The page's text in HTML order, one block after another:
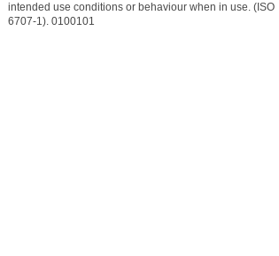
intended use conditions or behaviour when in use. (ISO
6707-1). 0100101